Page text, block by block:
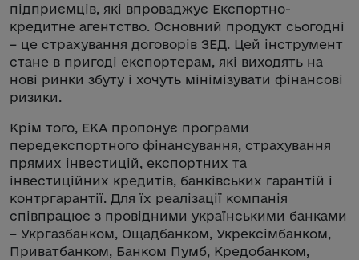
підприємців, які впроваджує Експортно-
кредитне агентство. Основний продукт сьогодні
– це страхування договорів ЗЕД. Цей інструмент
стане в пригоді експортерам, які виходять на
нові ринки збуту і хочуть мінімізувати фінансові
ризики.
Крім того, ЕКА пропонує програми
передекспортного фінансування, страхування
прямих інвестицій, експортних та
інвестиційних кредитів, банківських гарантій і
контргарантії. Для їх реалізації компанія
співпрацює з провідними українськими банками
– Укргазбанком, Ощадбанком, Укрексімбанком,
Приватбанком, Банком Пумб, Кредобанком,